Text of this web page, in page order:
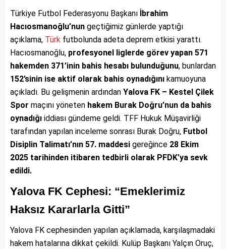
Türkiye Futbol Federasyonu Başkanı İbrahim
Hacıosmanoğlu’nun geçtiğimiz günlerde yaptığı
açıklama, Türk futbolunda adeta deprem etkisi yarattı.
Hacıosmanoğlu, profesyonel liglerde görev yapan 571
hakemden 371’inin bahis hesabı bulunduğunu, bunlardan
152’sinin ise aktif olarak bahis oynadığını kamuoyuna
açıkladı. Bu gelişmenin ardından Yalova FK – Kestel Çilek
Spor maçını yöneten hakem Burak Doğru’nun da bahis
oynadığı iddiası gündeme geldi. TFF Hukuk Müşavirliği
tarafından yapılan inceleme sonrası Burak Doğru, Futbol
Disiplin Talimatı’nın 57. maddesi gereğince 28 Ekim
2025 tarihinden itibaren tedbirli olarak PFDK’ya sevk
edildi.
Yalova FK Cephesi: “Emeklerimiz
Haksız Kararlarla Gitti”
Yalova FK cephesinden yapılan açıklamada, karşılaşmadaki
hakem hatalarına dikkat çekildi. Kulüp Başkanı Yalçın Oruç,